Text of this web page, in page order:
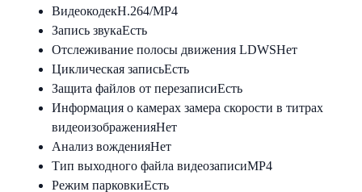
ВидеокодекH.264/MP4
Запись звукаЕсть
Отслеживание полосы движения LDWSНет
Циклическая записьЕсть
Защита файлов от перезаписиЕсть
Информация о камерах замера скорости в титрах
видеоизображенияНет
Анализ вожденияНет
Тип выходного файла видеозаписиMP4
Режим парковкиЕсть